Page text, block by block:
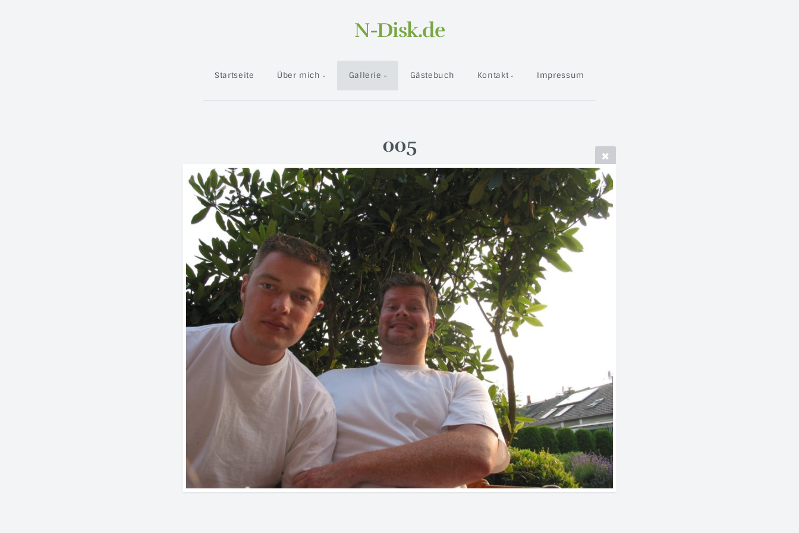
N-Disk.de
Startseite Über mich Gallerie Gästebuch Kontakt Impressum
005